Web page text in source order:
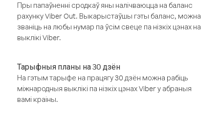
Пры папаўненні сродкаў яны налічваюцца на баланс
рахунку Viber Out. Выкарыстаўшы гэты баланс, можна
званіць на любы нумар па ўсім свеце па нізкіх цэнах на
выклікі Viber.
Тарыфныя планы на 30 дзён
На гэтым тарыфе на працягу 30 дзён можна рабіць
міжнародныя выклікі па нізкіх цэнах Viber у абраныя
вамі краіны.